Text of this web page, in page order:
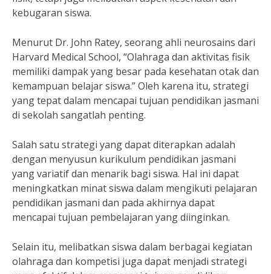
kebugaran siswa.
Menurut Dr. John Ratey, seorang ahli neurosains dari
Harvard Medical School, “Olahraga dan aktivitas fisik
memiliki dampak yang besar pada kesehatan otak dan
kemampuan belajar siswa.” Oleh karena itu, strategi
yang tepat dalam mencapai tujuan pendidikan jasmani
di sekolah sangatlah penting.
Salah satu strategi yang dapat diterapkan adalah
dengan menyusun kurikulum pendidikan jasmani
yang variatif dan menarik bagi siswa. Hal ini dapat
meningkatkan minat siswa dalam mengikuti pelajaran
pendidikan jasmani dan pada akhirnya dapat
mencapai tujuan pembelajaran yang diinginkan.
Selain itu, melibatkan siswa dalam berbagai kegiatan
olahraga dan kompetisi juga dapat menjadi strategi